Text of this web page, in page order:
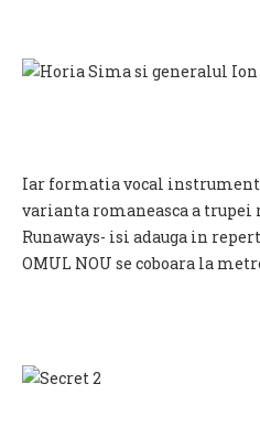
Iar formatia vocal
varianta romaneasca a trupei
Runaways- isi adauga in
OMUL NOU se coboara la